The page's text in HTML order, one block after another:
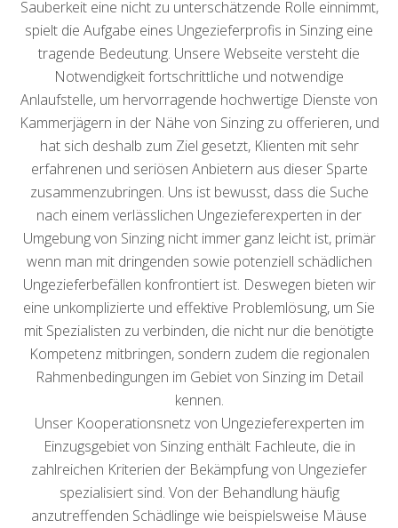
Sauberkeit eine nicht zu unterschätzende Rolle einnimmt,
spielt die Aufgabe eines Ungezieferprofis in Sinzing eine
tragende Bedeutung. Unsere Webseite versteht die
Notwendigkeit fortschrittliche und notwendige
Anlaufstelle, um hervorragende hochwertige Dienste von
Kammerjägern in der Nähe von Sinzing zu offerieren, und
hat sich deshalb zum Ziel gesetzt, Klienten mit sehr
erfahrenen und seriösen Anbietern aus dieser Sparte
zusammenzubringen. Uns ist bewusst, dass die Suche
nach einem verlässlichen Ungezieferexperten in der
Umgebung von Sinzing nicht immer ganz leicht ist, primär
wenn man mit dringenden sowie potenziell schädlichen
Ungezieferbefällen konfrontiert ist. Deswegen bieten wir
eine unkomplizierte und effektive Problemlösung, um Sie
mit Spezialisten zu verbinden, die nicht nur die benötigte
Kompetenz mitbringen, sondern zudem die regionalen
Rahmenbedingungen im Gebiet von Sinzing im Detail
kennen.
Unser Kooperationsnetz von Ungezieferexperten im
Einzugsgebiet von Sinzing enthält Fachleute, die in
zahlreichen Kriterien der Bekämpfung von Ungeziefer
spezialisiert sind. Von der Behandlung häufig
anzutreffenden Schädlinge wie beispielsweise Mäuse